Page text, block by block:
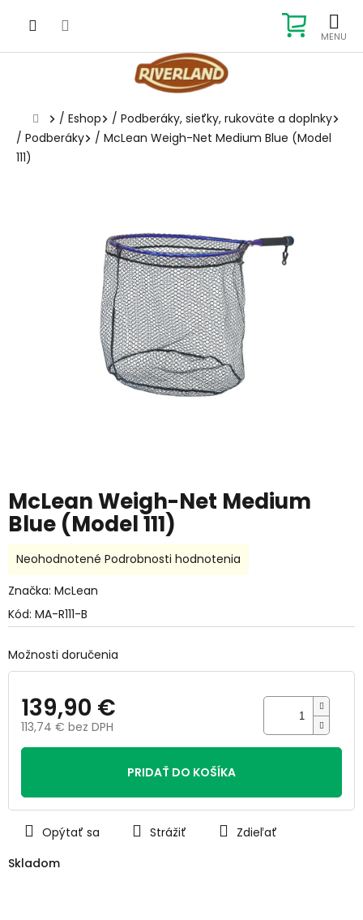
KOŠÍK
Domov
/ Eshop / Podberáky, sieťky, rukoväte a doplnky
/ Podberáky / McLean Weigh-Net Medium Blue (Model
111)
McLean Weigh-Net Medium
Blue (Model 111)
Kód: MA-R111-B
Skladom
Možnosti doručenia
139,90 €
113,74 € bez DPH
Jednotková
PRIDAŤ DO KOŠÍKA
Opýtať sa Strážiť Zdieľať
Priemerné
produktu
0,0
5
Neohodnotené Podrobnosti hodnotenia
Značka: McLean